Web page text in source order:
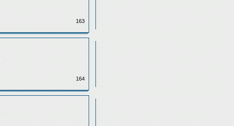
163
164